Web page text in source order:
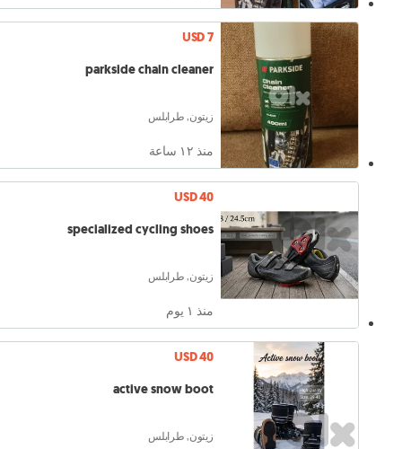
USD 7
parkside chain cleaner
زيتون, طرابلس
منذ ١٢ ساعة
USD 40
specialized cycling shoes
زيتون, طرابلس
منذ ١ يوم
USD 40
active snow boot
زيتون, طرابلس